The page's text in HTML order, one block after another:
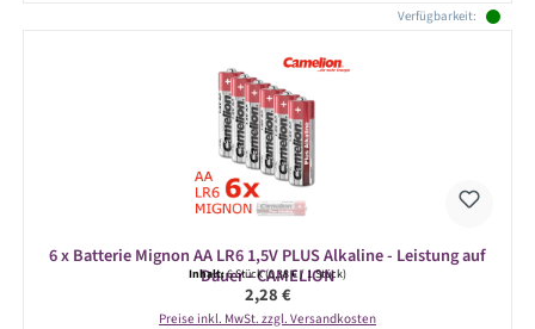
Verfügbarkeit:
6 x Batterie Mignon AA LR6 1,5V PLUS Alkaline - Leistung auf
Dauer - CAMELION
Inhalt:6 Stück(0,38 € / 1 Stück)
Regulärer Preis:
2,28 €
Preise inkl. MwSt. zzgl. Versandkosten